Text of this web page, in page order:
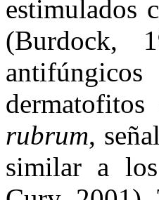
estimulados
(Burdock,
rubrum,
similar a los